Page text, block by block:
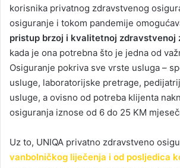
korisnika privatnog zdravstvenog
osiguranje i tokom pandemije
pristup brzoj i kvalitetnoj zdravstvenoj
kada je ona potrebna što je jedna od
Osiguranje pokriva sve vrste usluga –
usluge, laboratorijske pretrage,
usluge, a ovisno od potreba klijenta
osiguranja iznose od 6 do 25 KM
Uz to, UNIQA privatno zdravstveno
vanbolničkog liječenja i od posljedica